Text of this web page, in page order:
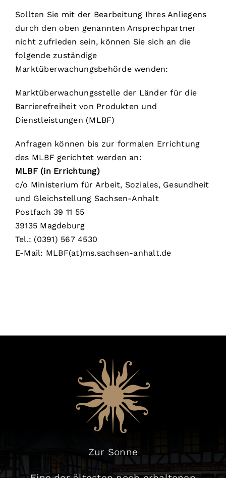
Sollten Sie mit der Bearbeitung Ihres Anliegens
durch den oben genannten Ansprechpartner
nicht zufrieden sein, können Sie sich an die
folgende zuständige
Marktüberwachungsbehörde wenden:
Marktüberwachungsstelle der Länder für die
Barrierefreiheit von Produkten und
Dienstleistungen (MLBF)
Anfragen können bis zur formalen Errichtung
des MLBF gerichtet werden an:
MLBF (in Errichtung)
c/o Ministerium für Arbeit, Soziales, Gesundheit
und Gleichstellung Sachsen-Anhalt
Postfach 39 11 55
39135 Magdeburg
Tel.: (0391) 567 4530
E-Mail: MLBF(at)ms.sachsen-anhalt.de
Zur Sonne